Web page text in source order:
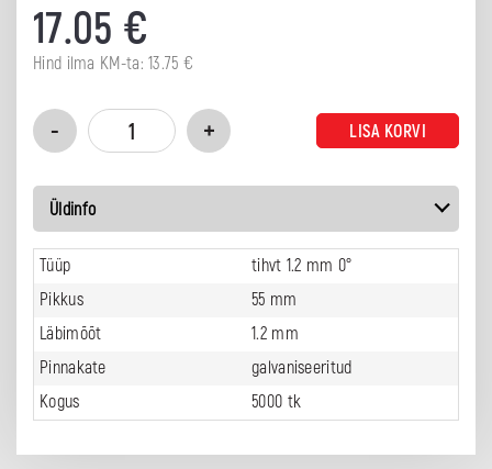
17.05 €
Hind ilma KM-ta:13.75 €
LISA KORVI
Üldinfo
Tüüp
tihvt 1.2 mm 0°
Pikkus
55 mm
Läbimõõt
1.2 mm
Pinnakate
galvaniseeritud
Kogus
5000 tk